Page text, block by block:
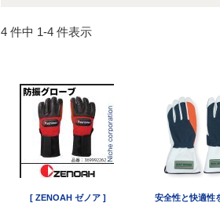
4 件中 1-4 件表示
[ ZENOAH ゼノア ]
安全性と快適性